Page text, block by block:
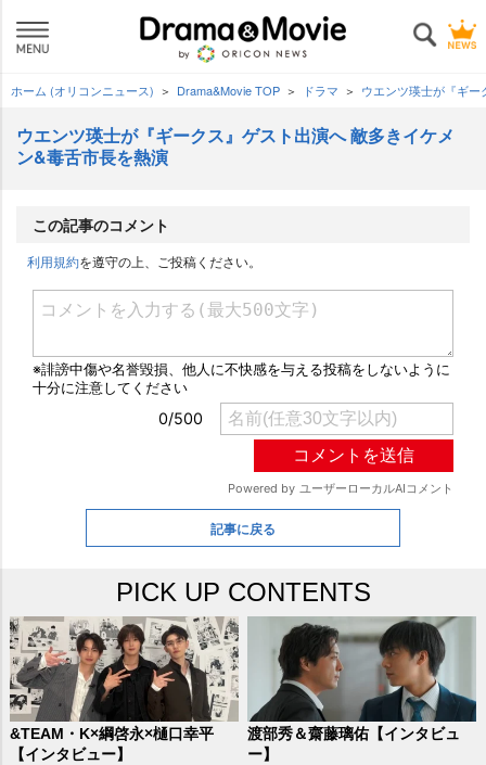
ホーム (オリコンニュース) Drama&Movie TOP ドラマ ウエンツ瑛士が『ギ
ウエンツ瑛士が『ギークス』ゲスト出演へ 敵多きイケメ
ン&毒舌市長を熱演
この記事のコメント
利用規約を遵守の上、ご投稿ください。
記事に戻る
PICK UP CONTENTS
&TEAM・K×綱啓永×樋口幸平
【インタビュー】
渡部秀＆齋藤璃佑【インタビュ
ー】